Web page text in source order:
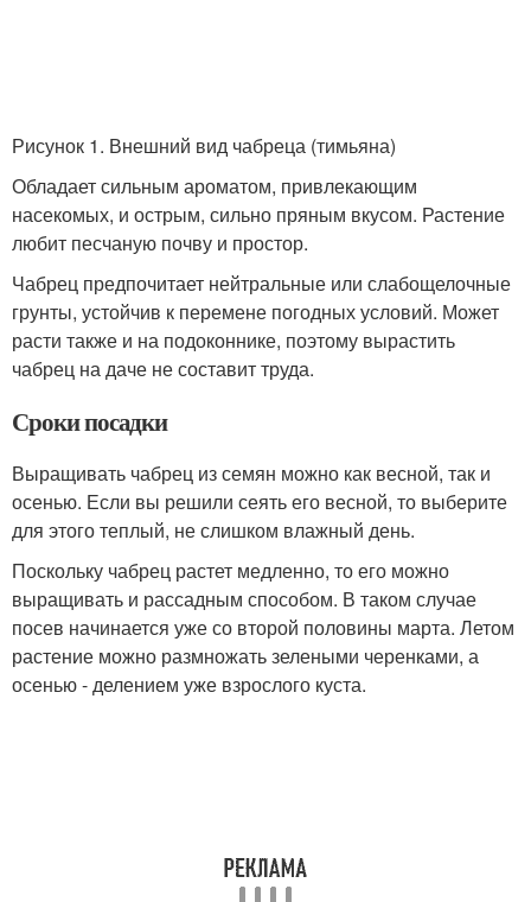
Рисунок 1. Внешний вид чабреца (тимьяна)
Обладает сильным ароматом, привлекающим
насекомых, и острым, сильно пряным вкусом. Растение
любит песчаную почву и простор.
Чабрец предпочитает нейтральные или слабощелочные
грунты, устойчив к перемене погодных условий. Может
расти также и на подоконнике, поэтому вырастить
чабрец на даче не составит труда.
Сроки посадки
Выращивать чабрец из семян можно как весной, так и
осенью. Если вы решили сеять его весной, то выберите
для этого теплый, не слишком влажный день.
Поскольку чабрец растет медленно, то его можно
выращивать и рассадным способом. В таком случае
посев начинается уже со второй половины марта. Летом
растение можно размножать зелеными черенками, а
осенью - делением уже взрослого куста.